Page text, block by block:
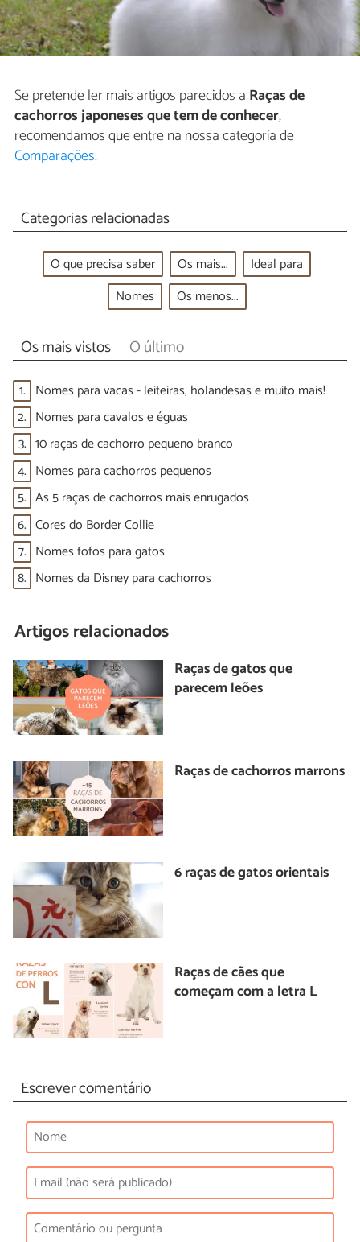
Se pretende ler mais artigos parecidos a Raças de
cachorros japoneses que tem de conhecer,
recomendamos que entre na nossa categoria de
Comparações.
Categorias relacionadas
O que precisa saber Os mais...
Ideal para
Nomes
Os menos...
Os mais vistos O último
1. Nomes para vacas - leiteiras, holandesas e muito mais!
2. Nomes para cavalos e éguas
3. 10 raças de cachorro pequeno branco
4. Nomes para cachorros pequenos
5. As 5 raças de cachorros mais enrugados
6. Cores do Border Collie
7. Nomes fofos para gatos
8. Nomes da Disney para cachorros
Artigos relacionados
Raças de gatos que
parecem leões
Raças de cachorros marrons
6 raças de gatos orientais
Raças de cães que
começam com a letra L
Escrever comentário